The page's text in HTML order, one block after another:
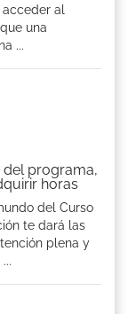
al
una
...
del programa,
horas
del Curso
te dará las
plena y